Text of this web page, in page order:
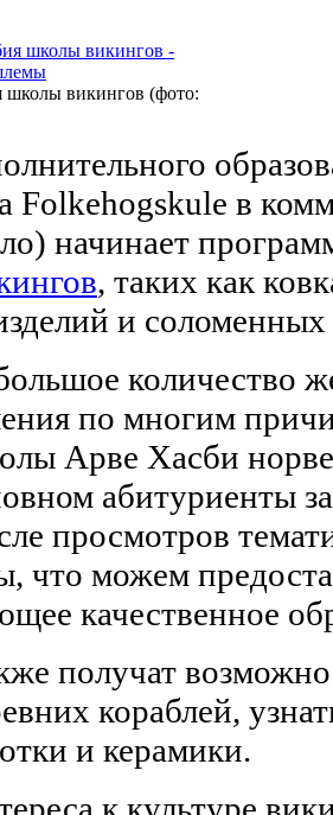
школы викингов (фото:
Folkehogskule в
начинает
, таких как
и
количество
по многим
Арве Хасби
абитуриенты
просмотров
что можем
качественное
получат
кораблей,
и керамики.